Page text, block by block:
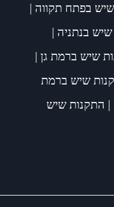
בפתח תקווה |
בנתניה |
שיש ברמת גן |
שיש ברמת
| התקנות שיש